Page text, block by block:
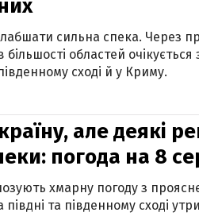
сильна спека. Через
областей
сході й у Криму.
але деякі
погода на 8
хмарну погоду з
та південному сході